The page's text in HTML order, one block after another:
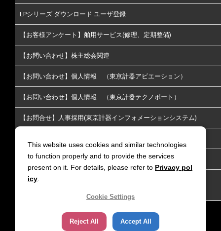
サイトポリシー 個人情報保護方針
LPシリーズ ダウンロード ユーザ登録
【お客様アンケート】舶用サービス(修理、定期整備)
【お問い合わせ】株主総会関連
【お問い合わせ】個人情報 （東京計器アビエーション）
【お問い合わせ】個人情報 （東京計器テクノポート）
【お問合せ】人事採用(東京計器インフォメーションシステム)
【お問い合わせ】放送通信
【お問い合わせ】リチウムイオン電池火災延焼防止｜LiGIS 延
This website uses cookies and similar technologies
to function properly and to provide the services
present on it. For details, please refer to Privacy pol
icy
Cookie Settings
Reject All Accept All